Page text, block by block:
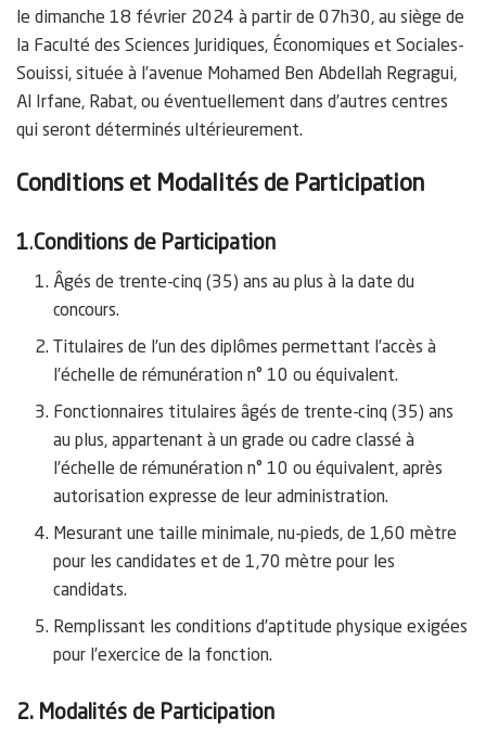
le dimanche 18 février 2024 à partir de 07h30, au siège de
la Faculté des Sciences Juridiques, Économiques et Sociales-
Souissi, située à l’avenue Mohamed Ben Abdellah Regragui,
Al Irfane, Rabat, ou éventuellement dans d’autres centres
qui seront déterminés ultérieurement.
Conditions et Modalités de Participation
1.Conditions de Participation
Âgés de trente-cinq (35) ans au plus à la date du
concours.
Titulaires de l’un des diplômes permettant l’accès à
l’échelle de rémunération n° 10 ou équivalent.
Fonctionnaires titulaires âgés de trente-cinq (35) ans
au plus, appartenant à un grade ou cadre classé à
l’échelle de rémunération n° 10 ou équivalent, après
autorisation expresse de leur administration.
Mesurant une taille minimale, nu-pieds, de 1,60 mètre
pour les candidates et de 1,70 mètre pour les
candidats.
Remplissant les conditions d’aptitude physique exigées
pour l’exercice de la fonction.
2. Modalités de Participation